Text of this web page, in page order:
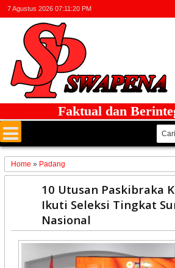
7 Agustus 2026 07:11:20 PM
Faktual dan
Home » Padang
10 Utusan Paskibraka
Ikuti Seleksi Tingkat
Nasional